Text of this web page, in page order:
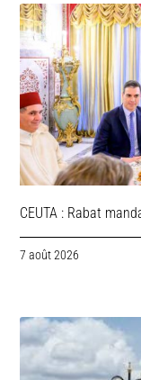
CEUTA : Rabat
7 août 2026